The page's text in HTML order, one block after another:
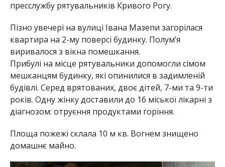
пресслужбу рятувальників Кривого Рогу.
Пізно увечері на вулиці Івана Мазепи загорілася
квартира на 2-му поверсі будинку. Полум’я
виривалося з вікна помешкання.
Прибулі на місце рятувальники допомогли сімом
мешканцям будинку, які опинилися в задимленій
будівлі. Серед врятованих, двоє дітей, 7-ми та 9-ти
років. Одну жінку доставили до 16 міської лікарні з
діагнозом: отруєння продуктами горіння.
Площа пожежі склала 10 м кв. Вогнем знищено
домашнє майно.